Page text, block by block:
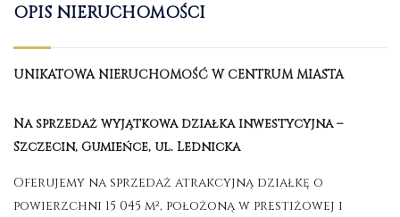
OPIS NIERUCHOMOŚCI
UNIKATOWA NIERUCHOMOŚĆ W CENTRUM MIASTA
Na sprzedaż wyjątkowa działka inwestycyjna –
Szczecin, Gumieńce, ul. Lednicka
Oferujemy na sprzedaż atrakcyjną działkę o
powierzchni 15 045 m², położoną w prestiżowej i